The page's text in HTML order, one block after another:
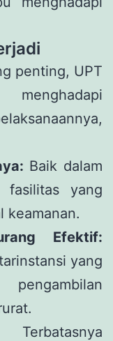
penting, UPT
Baik dalam
fasilitas yang
keamanan.
Efektif:
yang
Terbatasnya